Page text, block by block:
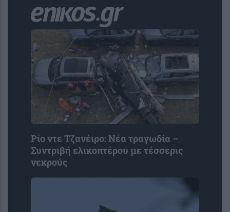
Ρίο ντε Τζανέιρο: Νέα τραγωδία –
Συντριβή ελικοπτέρου με τέσσερις
νεκρούς